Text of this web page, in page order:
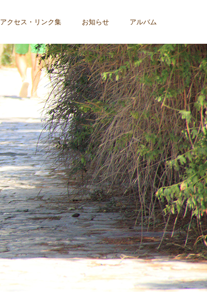
アクセス・リンク集 お知らせ アルバム